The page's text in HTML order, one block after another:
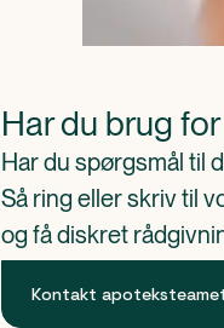
Har du brug
Har du spørgsmål til
Så ring eller skriv til
og få diskret
Kontakt